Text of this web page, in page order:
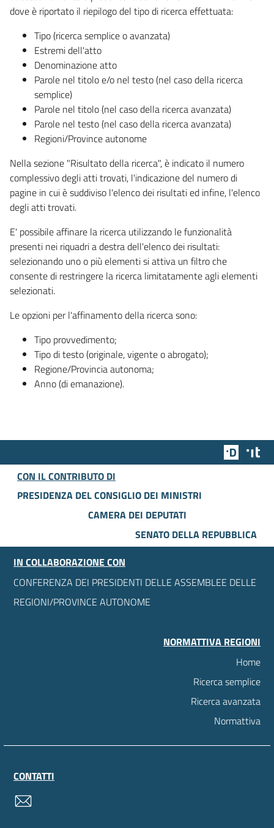
dove è riportato il riepilogo del tipo di ricerca effettuata:
Tipo (ricerca semplice o avanzata)
Estremi dell'atto
Denominazione atto
Parole nel titolo e/o nel testo (nel caso della ricerca
semplice)
Parole nel titolo (nel caso della ricerca avanzata)
Parole nel testo (nel caso della ricerca avanzata)
Regioni/Province autonome
Nella sezione "Risultato della ricerca", è indicato il numero
complessivo degli atti trovati, l'indicazione del numero di
pagine in cui è suddiviso l'elenco dei risultati ed infine, l'elenco
degli atti trovati.
E' possibile affinare la ricerca utilizzando le funzionalità
presenti nei riquadri a destra dell'elenco dei risultati:
selezionando uno o più elementi si attiva un filtro che
consente di restringere la ricerca limitatamente agli elementi
selezionati.
Le opzioni per l'affinamento della ricerca sono:
Tipo provvedimento;
Tipo di testo (originale, vigente o abrogato);
Regione/Provincia autonoma;
Anno (di emanazione).
Team
CON IL CONTRIBUTO DI
PRESIDENZA DEL CONSIGLIO DEI MINISTRI
CAMERA DEI DEPUTATI
SENATO DELLA REPUBBLICA
IN COLLABORAZIONE CON
CONFERENZA DEI PRESIDENTI DELLE ASSEMBLEE DELLE
REGIONI/PROVINCE AUTONOME
NORMATTIVA REGIONI
Home
Ricerca semplice
Ricerca avanzata
Normattiva
CONTATTI